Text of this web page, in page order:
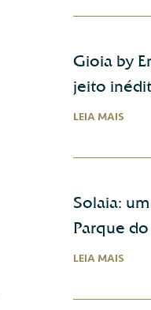
Gioia by
jeito
LEIA MAIS
Solaia:
Parque
LEIA MAIS